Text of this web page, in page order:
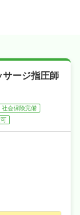
ージ指圧師
社会保険完備